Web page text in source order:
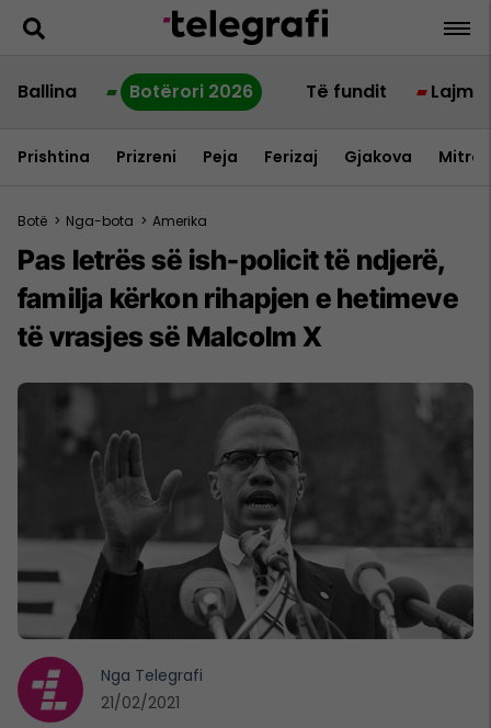
Ballina Botërori 2026 Të fundit Lajme
Prishtina Prizreni Peja Ferizaj Gjakova
Botë > Nga-bota > Amerika
Pas letrës së ish-policit të ndjerë,
familja kërkon rihapjen e hetimeve
të vrasjes së Malcolm X
Nga Telegrafi
21/02/2021